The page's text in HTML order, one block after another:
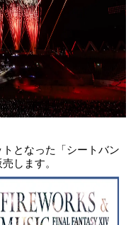
となった「シートバン
します。